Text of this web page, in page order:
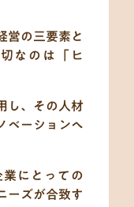
営の三要素と
なのは「ヒ
し、その人材
ベーションへ
にとっての
ーズが合致す